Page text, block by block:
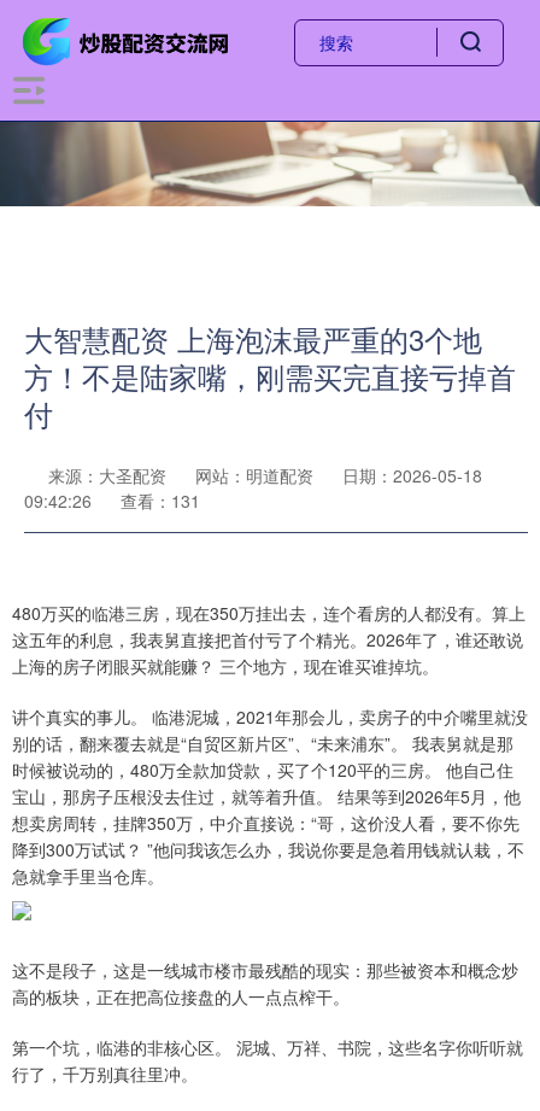
大智慧配资 上海泡沫最严重的3个地
方！不是陆家嘴，刚需买完直接亏掉首
付
来源：大圣配资 网站：明道配资
日期：2026-05-18
09:42:26
查看：131
480万买的临港三房，现在350万挂出去，连个看房的人都没有。算上
这五年的利息，我表舅直接把首付亏了个精光。2026年了，谁还敢说
上海的房子闭眼买就能赚？ 三个地方，现在谁买谁掉坑。
讲个真实的事儿。 临港泥城，2021年那会儿，卖房子的中介嘴里就没
别的话，翻来覆去就是“自贸区新片区”、“未来浦东”。 我表舅就是那
时候被说动的，480万全款加贷款，买了个120平的三房。 他自己住
宝山，那房子压根没去住过，就等着升值。 结果等到2026年5月，他
想卖房周转，挂牌350万，中介直接说：“哥，这价没人看，要不你先
降到300万试试？ ”他问我该怎么办，我说你要是急着用钱就认栽，不
急就拿手里当仓库。
这不是段子，这是一线城市楼市最残酷的现实：那些被资本和概念炒
高的板块，正在把高位接盘的人一点点榨干。
第一个坑，临港的非核心区。 泥城、万祥、书院，这些名字你听听就
行了，千万别真往里冲。